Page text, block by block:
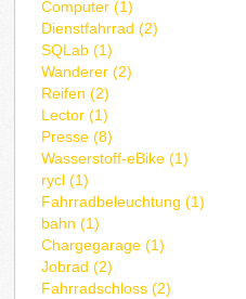
Computer (1)
Dienstfahrrad (2)
SQLab (1)
Wanderer (2)
Reifen (2)
Lector (1)
Presse (8)
Wasserstoff-eBike (1)
rycl (1)
Fahrradbeleuchtung (1)
bahn (1)
Chargegarage (1)
Jobrad (2)
Fahrradschloss (2)